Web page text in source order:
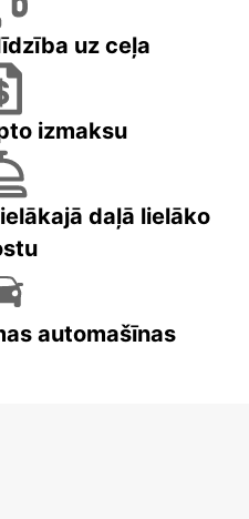
uz ceļa
izmaksu
daļā lielāko
automašīnas